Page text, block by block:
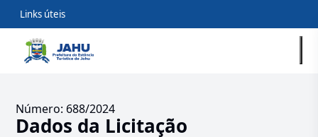
Links úteis
Número: 688/2024
Dados da Licitação